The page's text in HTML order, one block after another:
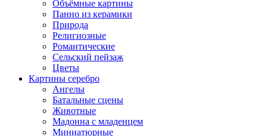
Объёмные картины
Панно из керамики
Природа
Религиозные
Романтические
Сельский пейзаж
Цветы
Картины серебро
Ангелы
Батальные сцены
Животные
Мадонна с младенцем
Миниатюрные